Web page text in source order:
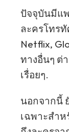
ปัจจุบันมีแ
ละครโทร
Netflix,
ทางอื่นๆ ต่
เรื่อยๆ.
นอกจากนี้
เฉพาะสำ